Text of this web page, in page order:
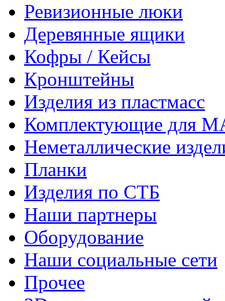
Ревизионные люки
Деревянные ящики
Кофры / Кейсы
Кронштейны
Изделия из пластмасс
Комплектующие для
Неметаллические
Планки
Изделия по СТБ
Наши партнеры
Оборудование
Наши социальные сети
Прочее